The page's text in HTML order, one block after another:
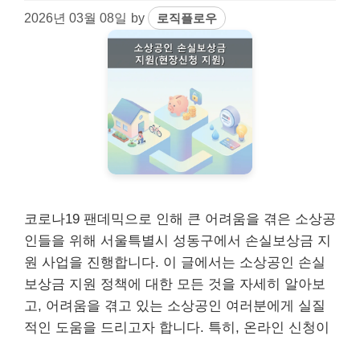
2026년 03월 08일 by 로직플로우
코로나19 팬데믹으로 인해 큰 어려움을 겪은 소상공
인들을 위해 서울특별시 성동구에서 손실보상금 지
원 사업을 진행합니다. 이 글에서는 소상공인 손실
보상금 지원 정책에 대한 모든 것을 자세히 알아보
고, 어려움을 겪고 있는 소상공인 여러분에게 실질
적인 도움을 드리고자 합니다. 특히, 온라인 신청이